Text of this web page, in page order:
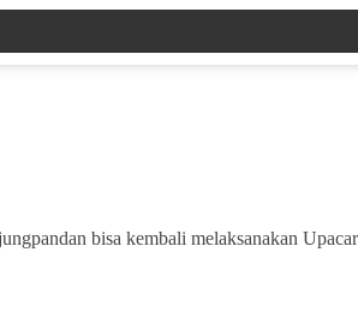
bisa kembali melaksanakan